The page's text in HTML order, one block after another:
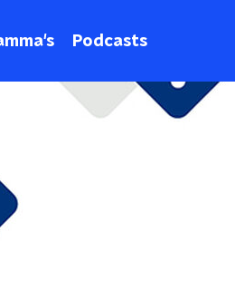
Podcasts